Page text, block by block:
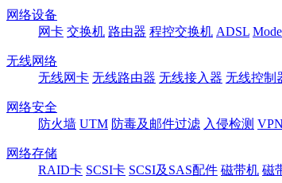
网络设备
网卡 交换机 路由器 程控交换机 ADSL
无线网络
无线网卡 无线路由器 无线接入器 无线控制
网络安全
防火墙 UTM 防毒及邮件过滤 入侵检测
网络存储
RAID卡 SCSI卡 SCSI及SAS配件 磁带机 磁